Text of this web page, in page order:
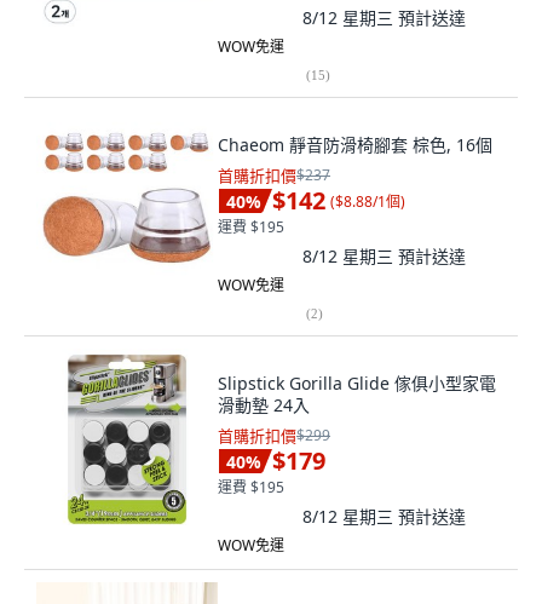
8/12 星期三 預計送達
WOW免運
(15)
Chaeom 靜音防滑椅腳套 棕色, 16個
首購折扣價$237
40% $142 ($8.88/1個)
運費 $195
8/12 星期三 預計送達
WOW免運
(2)
Slipstick Gorilla Glide 傢俱小型家電
滑動墊 24入
首購折扣價$299
40% $179
運費 $195
8/12 星期三 預計送達
WOW免運